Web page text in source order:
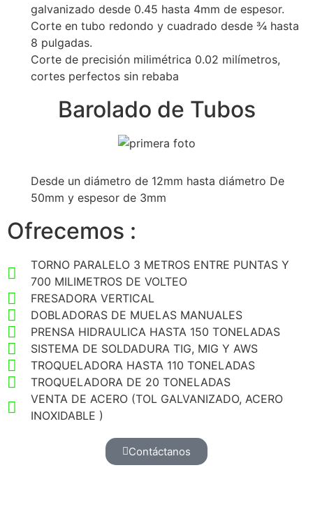
galvanizado desde 0.45 hasta 4mm de espesor.
Corte en tubo redondo y cuadrado desde ¾ hasta
8 pulgadas.
Corte de precisión milimétrica 0.02 milímetros,
cortes perfectos sin rebaba
Barolado de Tubos
Desde un diámetro de 12mm hasta diámetro De
50mm y espesor de 3mm
Ofrecemos :
TORNO PARALELO 3 METROS ENTRE PUNTAS Y
700 MILIMETROS DE VOLTEO
FRESADORA VERTICAL
DOBLADORAS DE MUELAS MANUALES
PRENSA HIDRAULICA HASTA 150 TONELADAS
SISTEMA DE SOLDADURA TIG, MIG Y AWS
TROQUELADORA HASTA 110 TONELADAS
TROQUELADORA DE 20 TONELADAS
VENTA DE ACERO (TOL GALVANIZADO, ACERO
INOXIDABLE )
Contáctanos